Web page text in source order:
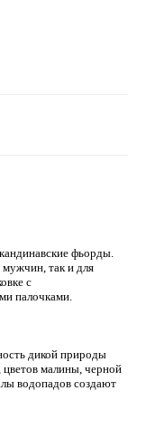
фьорды.
так и для
с
палочками.
дикой природы
малины, черной
водопадов создают